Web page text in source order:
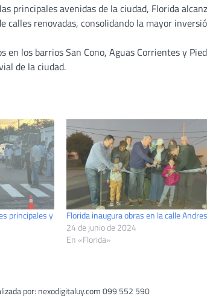
principales avenidas de la ciudad, Florida
calles renovadas, consolidando la mayor
los barrios San Cono, Aguas Corrientes y
de la ciudad.
principales y
Florida inaugura obras en la calle
24 de junio de 2024
En «Florida»